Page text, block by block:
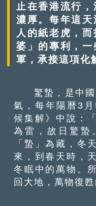
止在香港流行
濃厚。每年這
人的紙老虎，
婆」的專利，
軍，承接這項化
驚蟄，是中國
氣，每年陽曆3
候集解》中說：
為雷，故日驚蟄
「蟄」為藏，冬
來，到春天時，
冬眠中的萬物。
回大地，萬物復甦